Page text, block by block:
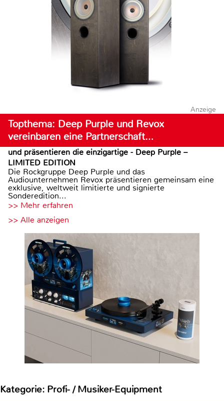
Anzeige
Topthema: Deep Purple und Revox
vereinbaren eine Partnerschaft…
und präsentieren die einzigartige - Deep Purple –
LIMITED EDITION
Die Rockgruppe Deep Purple und das
Audiounternehmen Revox präsentieren gemeinsam eine
exklusive, weltweit limitierte und signierte
Sonderedition...
>> Mehr erfahren
>> Alle anzeigen
Kategorie: Profi- / Musiker-Equipment